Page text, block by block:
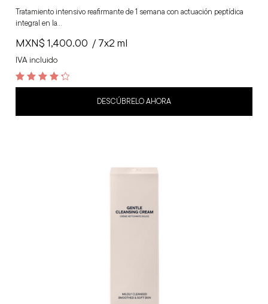
Tratamiento intensivo reafirmante de 1 semana con actuación peptídica
integral en la…
MXN$ 1,400.00
IVA incluido
/ 7x2 ml
4.4
DESCÚBRELO AHORA